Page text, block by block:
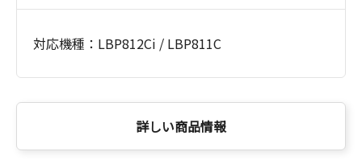
対応機種：LBP812Ci / LBP811C
詳しい商品情報